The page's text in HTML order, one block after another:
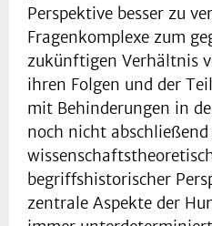
Perspektive besser zu
Fragenkomplexe zum
zukünftigen Verhältnis
ihren Folgen und der
mit Behinderungen in
noch nicht
begriffshistorischer
zentrale Aspekte der